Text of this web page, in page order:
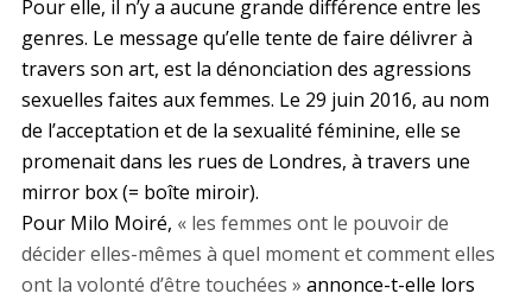
Pour elle, il n’y a aucune grande différence entre les
genres. Le message qu’elle tente de faire délivrer à
travers son art, est la dénonciation des agressions
sexuelles faites aux femmes. Le 29 juin 2016, au nom
de l’acceptation et de la sexualité féminine, elle se
promenait dans les rues de Londres, à travers une
mirror box (= boîte miroir).
Pour Milo Moiré, « les femmes ont le pouvoir de
décider elles-mêmes à quel moment et comment elles
ont la volonté d’être touchées » annonce-t-elle lors